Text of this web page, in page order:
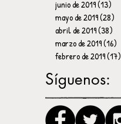
junio de 2019(13)
mayo de 2019(28)
abril de 2019(38)
marzo de 2019(16)
febrero de 2019(17)
Síguenos: